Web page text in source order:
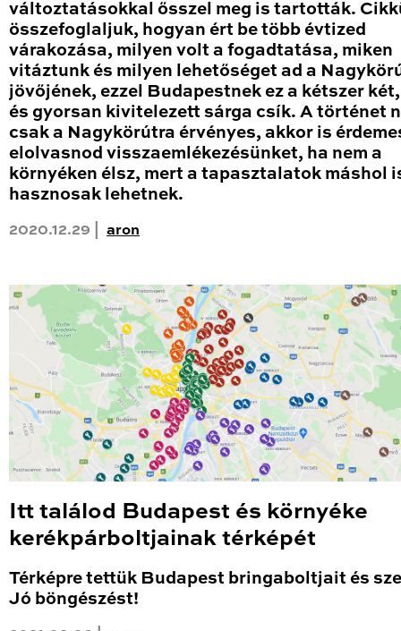
változtatásokkal ősszel meg is tartották.
összefoglaljuk, hogyan ért be több évtized
várakozása, milyen volt a fogadtatása, miken
vitáztunk és milyen lehetőséget ad a
jövőjének, ezzel Budapestnek ez a kétszer
és gyorsan kivitelezett sárga csík. A történet
csak a Nagykörútra érvényes, akkor is
elolvasnod visszaemlékezésünket, ha nem a
környéken élsz, mert a tapasztalatok máshol
hasznosak lehetnek.
2020.12.29 | aron
Itt találod Budapest és környéke
kerékpárboltjainak térképét
Térképre tettük Budapest bringaboltjait és
Jó böngészést!